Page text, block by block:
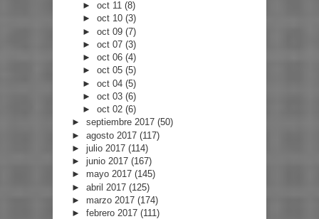
►oct 11(8)
►oct 10(3)
►oct 09(7)
►oct 07(3)
►oct 06(4)
►oct 05(5)
►oct 04(5)
►oct 03(6)
►oct 02(6)
► septiembre 2017 (50)
► agosto 2017 (117)
► julio 2017 (114)
► junio 2017 (167)
► mayo 2017 (145)
► abril 2017 (125)
► marzo 2017 (174)
► febrero 2017 (111)